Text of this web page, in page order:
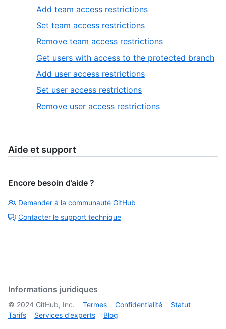
Add team access restrictions
Set team access restrictions
Remove team access restrictions
Get users with access to the protected branch
Add user access restrictions
Set user access restrictions
Remove user access restrictions
Aide et support
Encore besoin d’aide ?
Demander à la communauté GitHub
Contacter le support technique
Informations juridiques
© 2024 GitHub, Inc. Termes Confidentialité
Statut
Tarifs
Services d’experts Blog